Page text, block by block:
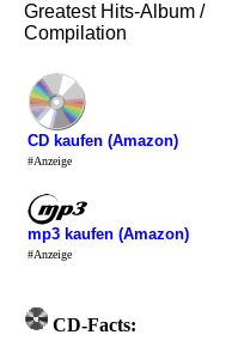
Greatest Hits-Album /
Compilation
CD kaufen (Amazon)
#Anzeige
mp3 kaufen (Amazon)
#Anzeige
CD-Facts: